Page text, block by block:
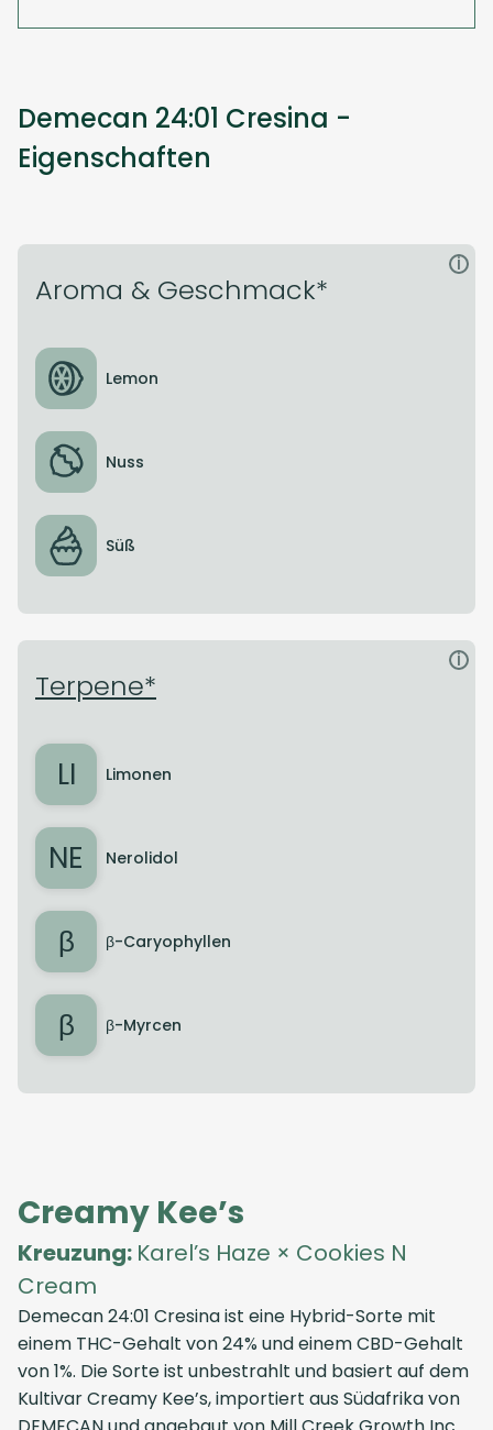
Demecan 24:01 Cresina -
Eigenschaften
Aroma & Geschmack*
i
Lemon
Nuss
Süß
Terpene*
i
LI Limonen
NE Nerolidol
β β-Caryophyllen
β β-Myrcen
Creamy Kee’s
Kreuzung: Karel’s Haze × Cookies N
Cream
Demecan 24:01 Cresinaist eine Hybrid-Sorte mit
einem THC-Gehalt von 24% und einem CBD-Gehalt
von 1%. Die Sorte ist unbestrahlt und basiert auf dem
Kultivar Creamy Kee’s, importiert aus Südafrikavon